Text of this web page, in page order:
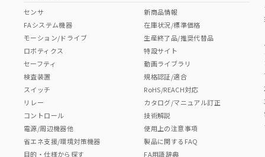
センサ
FAシステム機器
モーション/ドライブ
ロボティクス
セーフティ
検査装置
スイッチ
リレー
コントロール
電源/周辺機器他
省エネ支援/環境対策機器
目的・仕様から探す
新商品情報
在庫状況/標準価格
生産終了品/推奨代替品
特設サイト
動画ライブラリ
規格認証/適合
RoHS/REACH対応
カタログ/マニュアル訂正
技術解説
使用上の注意事項
製品に関するFAQ
FA用語辞典